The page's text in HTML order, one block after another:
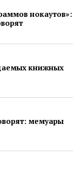
нокаутов»:
книжных
мемуары